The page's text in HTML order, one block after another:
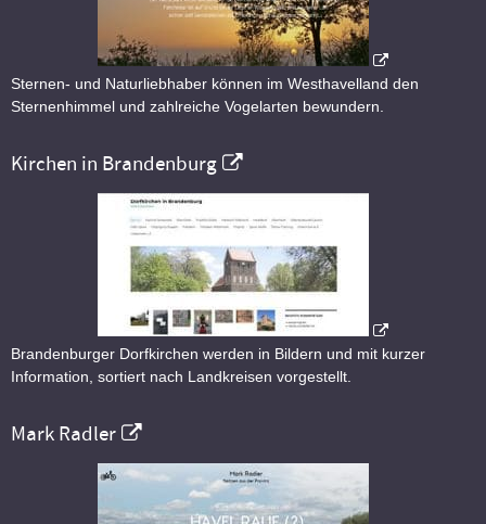
Sternen- und Naturliebhaber können im Westhavelland den
Sternenhimmel und zahlreiche Vogelarten bewundern.
Kirchen in Brandenburg
Brandenburger Dorfkirchen werden in Bildern und mit kurzer
Information, sortiert nach Landkreisen vorgestellt.
Mark Radler